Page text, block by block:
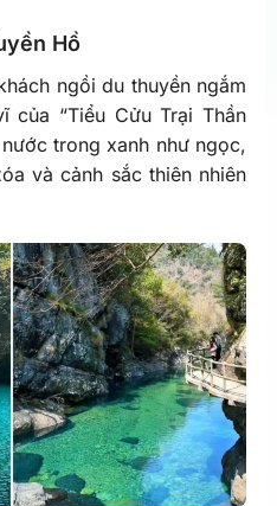
Hồ
ngồi du thuyền ngắm
của “Tiểu Cửu Trại Thần
trong xanh như ngọc,
và cảnh sắc thiên nhiên